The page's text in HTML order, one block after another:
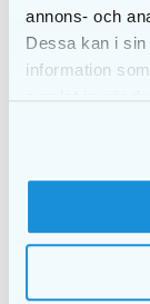
annons- och
Dessa kan i
information
samlat in när